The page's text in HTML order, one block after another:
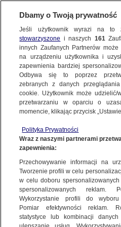
FAKTY | FAKTY O ŚWIECIE
Deputowana Rady Najwyższej Ukrainy
bombardowaniem
NAJNOWSZE
ZOBACZ FAKTY
FAKTY PO FAKTACH
FAKTY O ŚWIECIE
WIĘCEJ
KANAŁY
Dzień
Jedno konto do
Dbamy o Twoją prywatność
Jeśli użytkownik wyrazi na to
stowarzyszone i naszych 161
innych Zaufanych Partnerów
na urządzeniu użytkownika i
zapewnienia bardziej
Odbywa się to poprzez
zebranych z danych
cookie. Użytkownik może
przetwarzaniu w oparciu o
momencie, klikając przycisk
Polityka Prywatności
Wraz z naszymi partnerami
zapewnienia:
Przechowywanie informacji na
Tworzenie profili w celu
w celu doboru
spersonalizowanych reklam.
Wykorzystanie profili do wyboru
Pomiar efektywności reklam.
statystyce lub kombinacji